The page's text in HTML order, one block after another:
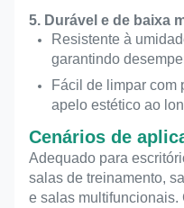
5. Durável e de baixa
Resistente à
garantindo
Fácil de limpar com
apelo estético ao
Cenários de
Adequado para
salas de treinamento,
e salas